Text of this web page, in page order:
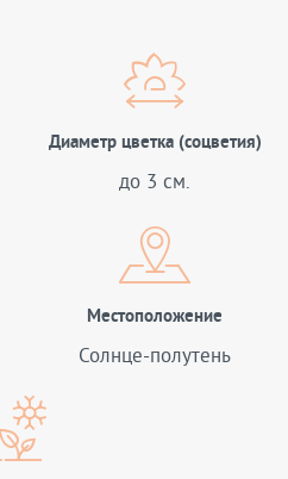
Диаметр цветка (соцветия)
до 3 см.
Местоположение
Солнце-полутень